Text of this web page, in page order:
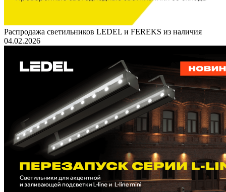
Распродажа светильников LEDEL и FEREKS из наличия
04.02.2026